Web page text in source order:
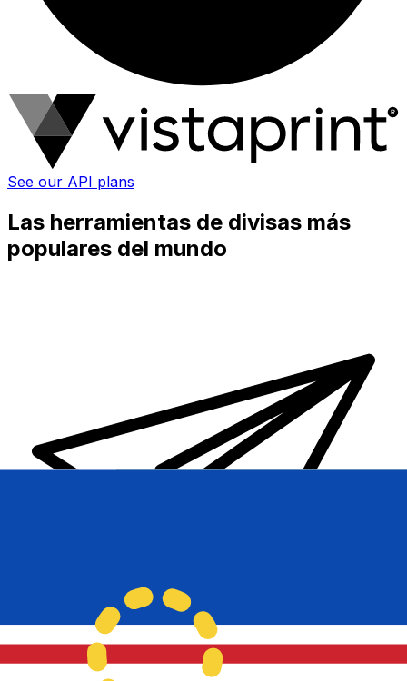
See our API plans
Las herramientas de divisas más
populares del mundo